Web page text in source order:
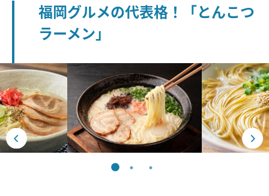
福岡グルメの代表格！「とんこつ
ラーメン」